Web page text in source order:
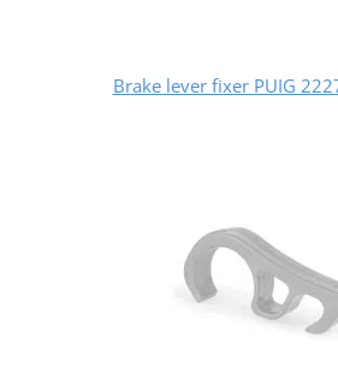
Brake lever fixer PUIG